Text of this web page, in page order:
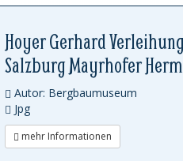
Hoyer Gerhard
Salzburg Mayrhofer
Autor: Bergbaumuseum
Jpg
mehr Informationen